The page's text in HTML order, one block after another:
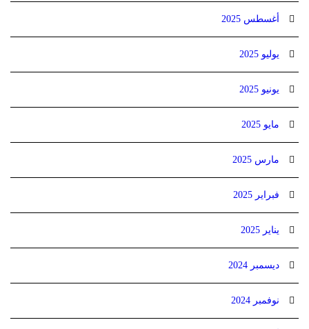
أغسطس 2025
يوليو 2025
يونيو 2025
مايو 2025
مارس 2025
فبراير 2025
يناير 2025
ديسمبر 2024
نوفمبر 2024